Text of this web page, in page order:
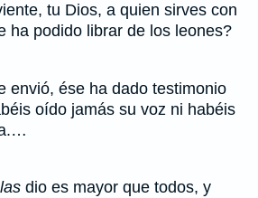
tu Dios, a quien sirves con
ha podido librar de los leones?
envió, ése ha dado testimonio
oído jamás su voz ni habéis
las dio es mayor que todos, y